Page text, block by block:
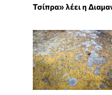
Τσίπρα» λέει η